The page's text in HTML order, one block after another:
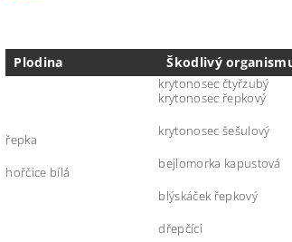
Plodina Škodlivý
řepka
hořčice bílá
krytonosec čtyřzubý
krytonosec řepkový
krytonosec šešulový
bejlomorka kapustová
blýskáček řepkový
dřepčíci